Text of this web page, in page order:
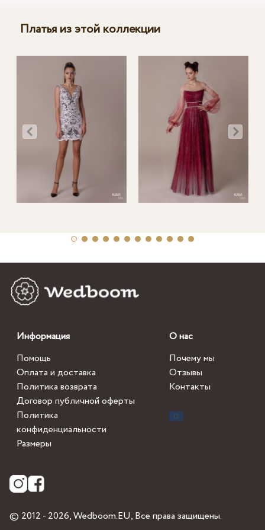
Платья из этой коллекции
Информация
Помощь
Оплата и доставка
Политика возврата
Договор публичной оферты
Политика
конфиденциальности
Размеры
О нас
Почему мы
Отзывы
Контакты
© 2012 - 2026,Wedboom.EU, Все права защищены.